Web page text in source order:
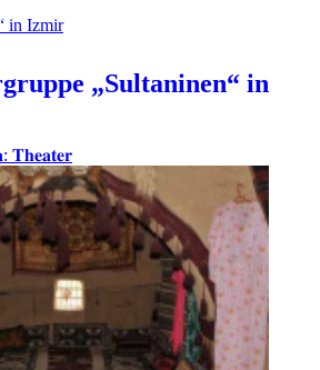
„Sultaninen“ in